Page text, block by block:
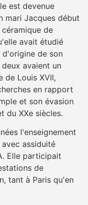
est devenue
mari Jacques début
de
avait étudié
de son
avaient un
de Louis XVII,
en rapport
et son évasion
du XXe siècles.
l'enseignement
assiduité
Elle participait
de
tant à Paris qu'en